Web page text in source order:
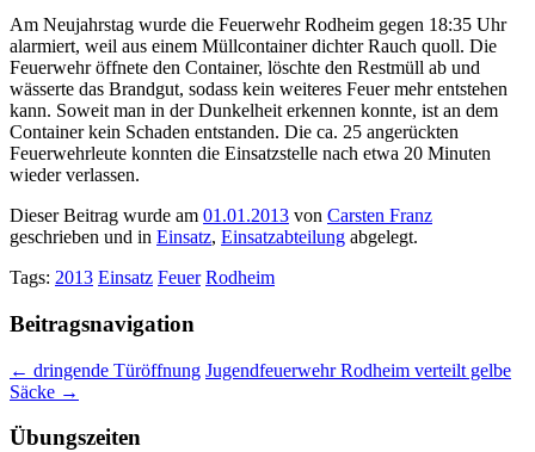
Am Neujahrstag wurde die Feuerwehr Rodheim gegen 18:35 Uhr
alarmiert, weil aus einem Müllcontainer dichter Rauch quoll. Die
Feuerwehr öffnete den Container, löschte den Restmüll ab und
wässerte das Brandgut, sodass kein weiteres Feuer mehr entstehen
kann. Soweit man in der Dunkelheit erkennen konnte, ist an dem
Container kein Schaden entstanden. Die ca. 25 angerückten
Feuerwehrleute konnten die Einsatzstelle nach etwa 20 Minuten
wieder verlassen.
Dieser Beitrag wurde am 01.01.2013 von Carsten Franz
geschrieben und in Einsatz, Einsatzabteilung abgelegt.
Tags: 2013 Einsatz Feuer Rodheim
Beitragsnavigation
← dringende Türöffnung Jugendfeuerwehr Rodheim verteilt gelbe
Säcke →
Übungszeiten